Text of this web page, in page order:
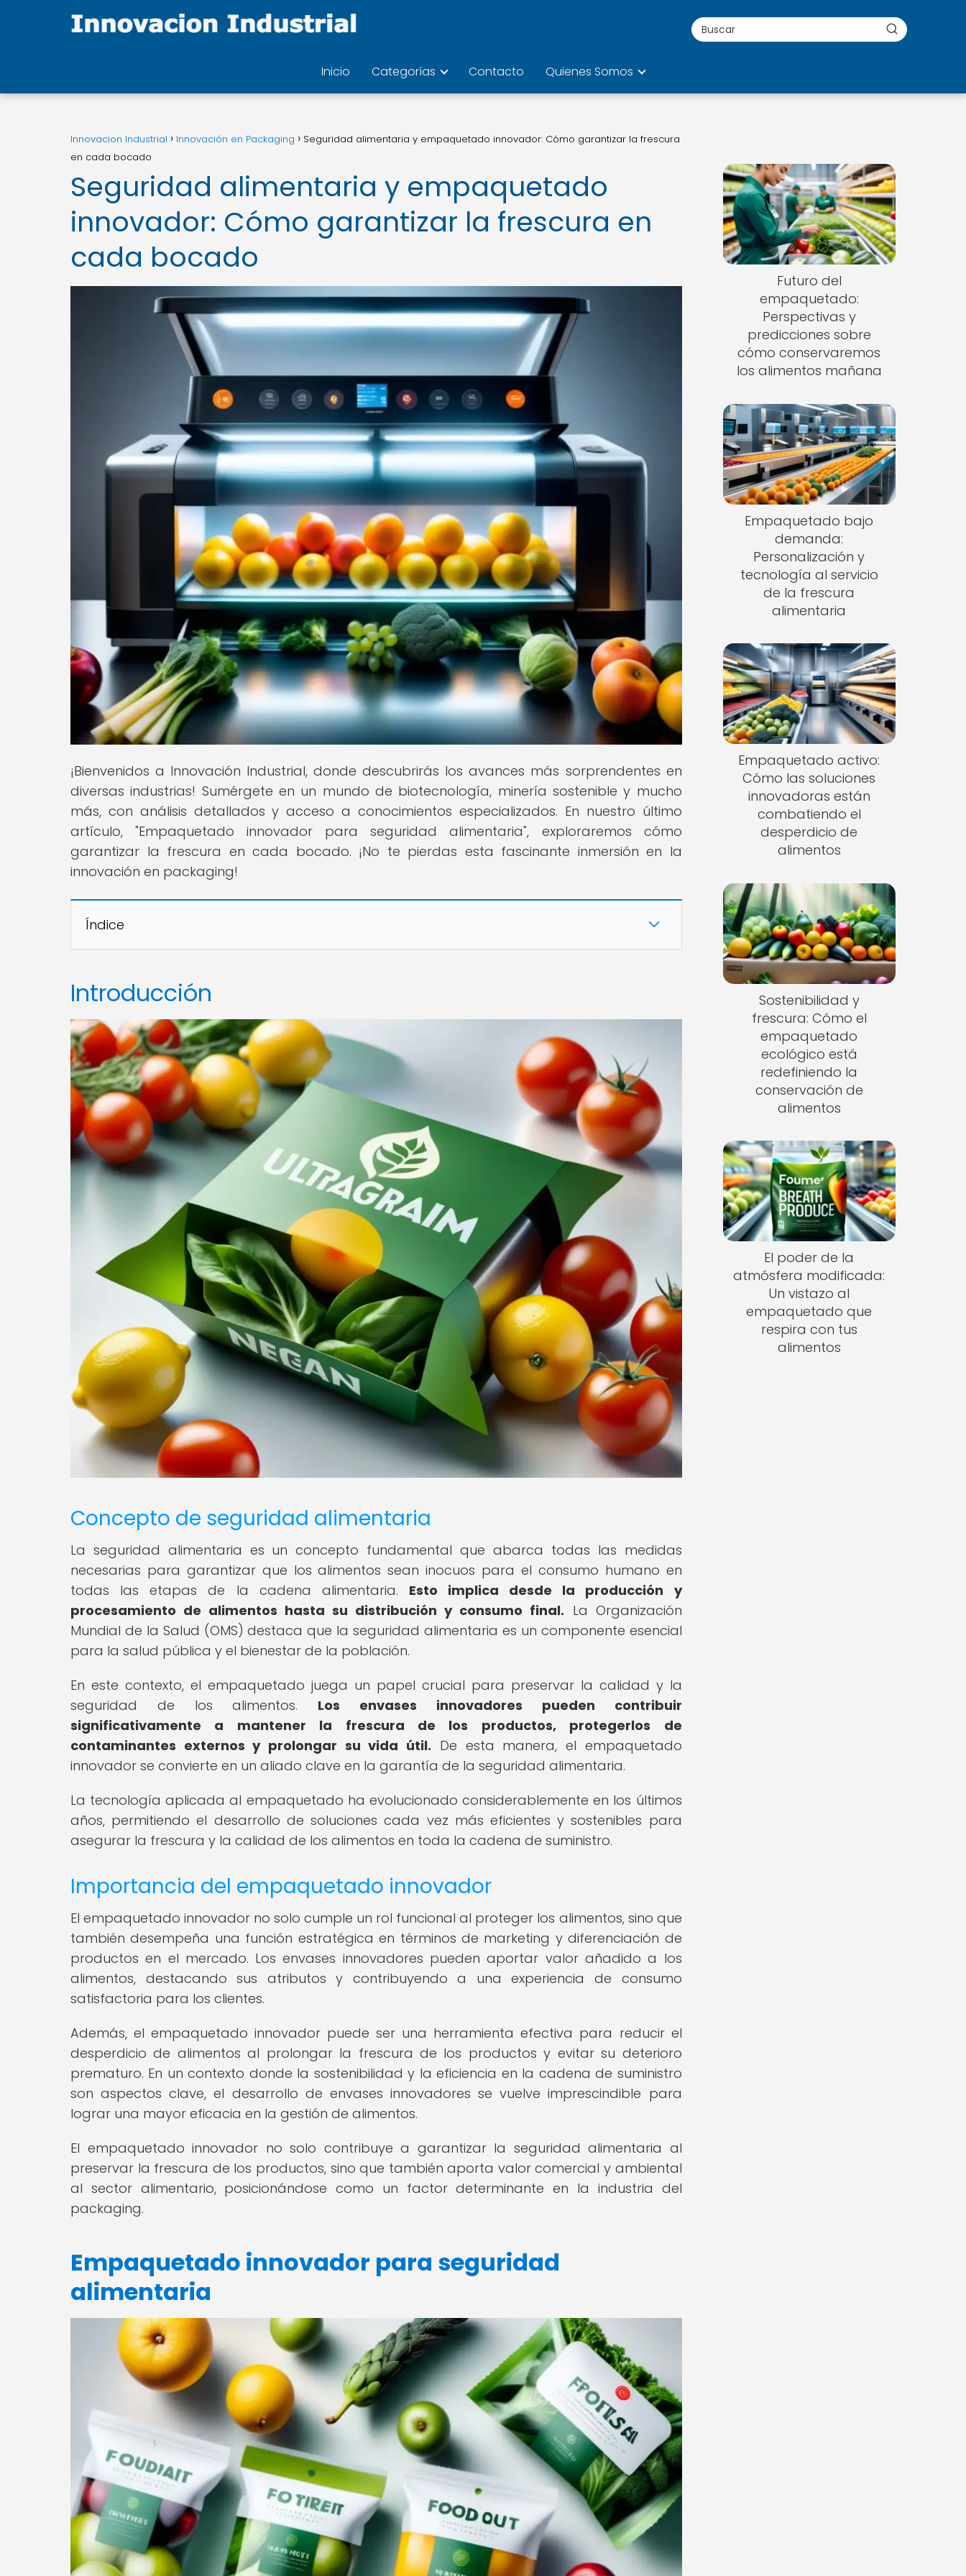
Inicio Categorías Contacto Quienes Somos
Innovacion Industrial Innovación en Packaging
Seguridad alimentaria y empaquetado innovador: Cómo garantizar la frescura
en cada bocado
Seguridad alimentaria y empaquetado
innovador: Cómo garantizar la frescura en
cada bocado
¡Bienvenidos a Innovación Industrial, donde descubrirás los avances más sorprendentes en
diversas industrias! Sumérgete en un mundo de biotecnología, minería sostenible y mucho
más, con análisis detallados y acceso a conocimientos especializados. En nuestro último
artículo, "Empaquetado innovador para seguridad alimentaria", exploraremos cómo
garantizar la frescura en cada bocado. ¡No te pierdas esta fascinante inmersión en la
innovación en packaging!
Índice
Introducción
Concepto de seguridad alimentaria
La seguridad alimentaria es un concepto fundamental que abarca todas las medidas
necesarias para garantizar que los alimentos sean inocuos para el consumo humano en
todas las etapas de la cadena alimentaria. Esto implica desde la producción y
procesamiento de alimentos hasta su distribución y consumo final. La Organización
Mundial de la Salud (OMS) destaca que la seguridad alimentaria es un componente esencial
para la salud pública y el bienestar de la población.
En este contexto, el empaquetado juega un papel crucial para preservar la calidad y la
seguridad de los alimentos. Los envases innovadores pueden contribuir
significativamente a mantener la frescura de los productos, protegerlos de
contaminantes externos y prolongar su vida útil. De esta manera, el empaquetado
innovador se convierte en un aliado clave en la garantía de la seguridad alimentaria.
La tecnología aplicada al empaquetado ha evolucionado considerablemente en los últimos
años, permitiendo el desarrollo de soluciones cada vez más eficientes y sostenibles para
asegurar la frescura y la calidad de los alimentos en toda la cadena de suministro.
Importancia del empaquetado innovador
El empaquetado innovador no solo cumple un rol funcional al proteger los alimentos, sino que
también desempeña una función estratégica en términos de marketing y diferenciación de
productos en el mercado. Los envases innovadores pueden aportar valor añadido a los
alimentos, destacando sus atributos y contribuyendo a una experiencia de consumo
satisfactoria para los clientes.
Además, el empaquetado innovador puede ser una herramienta efectiva para reducir el
desperdicio de alimentos al prolongar la frescura de los productos y evitar su deterioro
prematuro. En un contexto donde la sostenibilidad y la eficiencia en la cadena de suministro
son aspectos clave, el desarrollo de envases innovadores se vuelve imprescindible para
lograr una mayor eficacia en la gestión de alimentos.
El empaquetado innovador no solo contribuye a garantizar la seguridad alimentaria al
preservar la frescura de los productos, sino que también aporta valor comercial y ambiental
al sector alimentario, posicionándose como un factor determinante en la industria del
packaging.
Empaquetado innovador para seguridad
alimentaria
Futuro del
empaquetado:
Perspectivas y
predicciones sobre
cómo conservaremos
los alimentos mañana
Empaquetado bajo
demanda:
Personalización y
tecnología al servicio
de la frescura
alimentaria
Empaquetado activo:
Cómo las soluciones
innovadoras están
combatiendo el
desperdicio de
alimentos
Sostenibilidad y
frescura: Cómo el
empaquetado
ecológico está
redefiniendo la
conservación de
alimentos
El poder de la
atmósfera modificada:
Un vistazo al
empaquetado que
respira con tus
alimentos